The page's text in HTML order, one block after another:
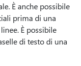
È anche possibile
prima di una
È possibile
di testo di una